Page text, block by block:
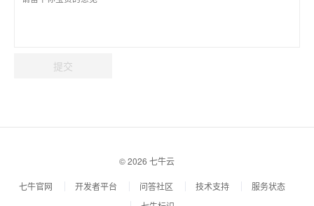
提交
© 2026 七牛云
七牛官网 开发者平台 问答社区 技术支持
服务状态